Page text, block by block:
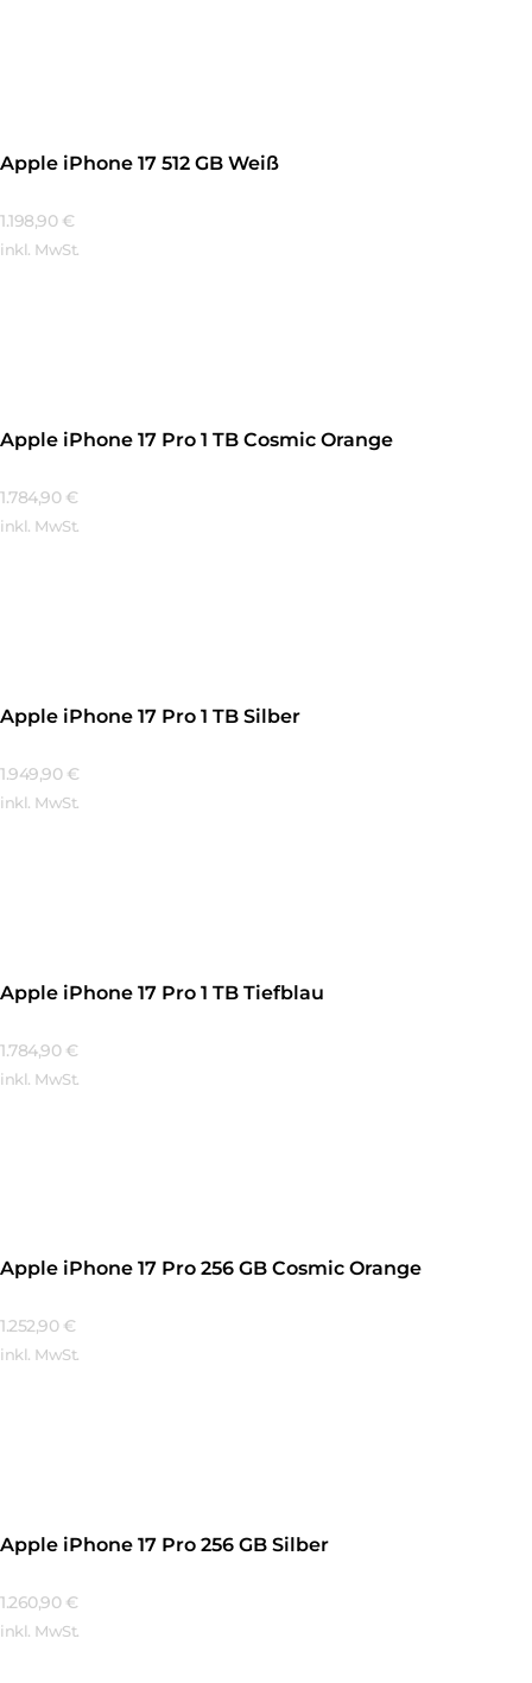
Apple iPhone 17 512 GB Weiß
1.198,90 €
inkl. MwSt.
Apple iPhone 17 Pro 1 TB Cosmic Orange
1.784,90 €
inkl. MwSt.
Apple iPhone 17 Pro 1 TB Silber
1.949,90 €
inkl. MwSt.
Apple iPhone 17 Pro 1 TB Tiefblau
1.784,90 €
inkl. MwSt.
Apple iPhone 17 Pro 256 GB Cosmic Orange
1.252,90 €
inkl. MwSt.
Apple iPhone 17 Pro 256 GB Silber
1.260,90 €
inkl. MwSt.